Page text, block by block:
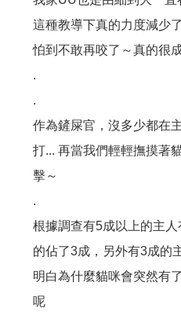
這種教導下真的力度減少
怕到不敢再咬了～真的很
.
.
作為鏟屎官，沒多少都在
打... 再當我們輕輕撫摸著
擊～
.
根據調查有5成以上的主
的佔了3成，另外有3成的
明白為什麼貓咪會突然有
呢